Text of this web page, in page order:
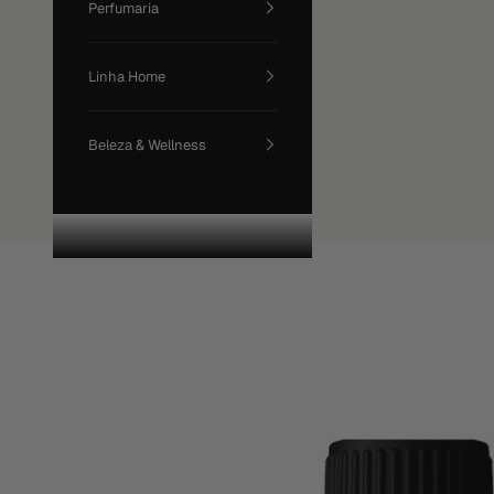
Perfumaria
Linha Home
Beleza & Wellness